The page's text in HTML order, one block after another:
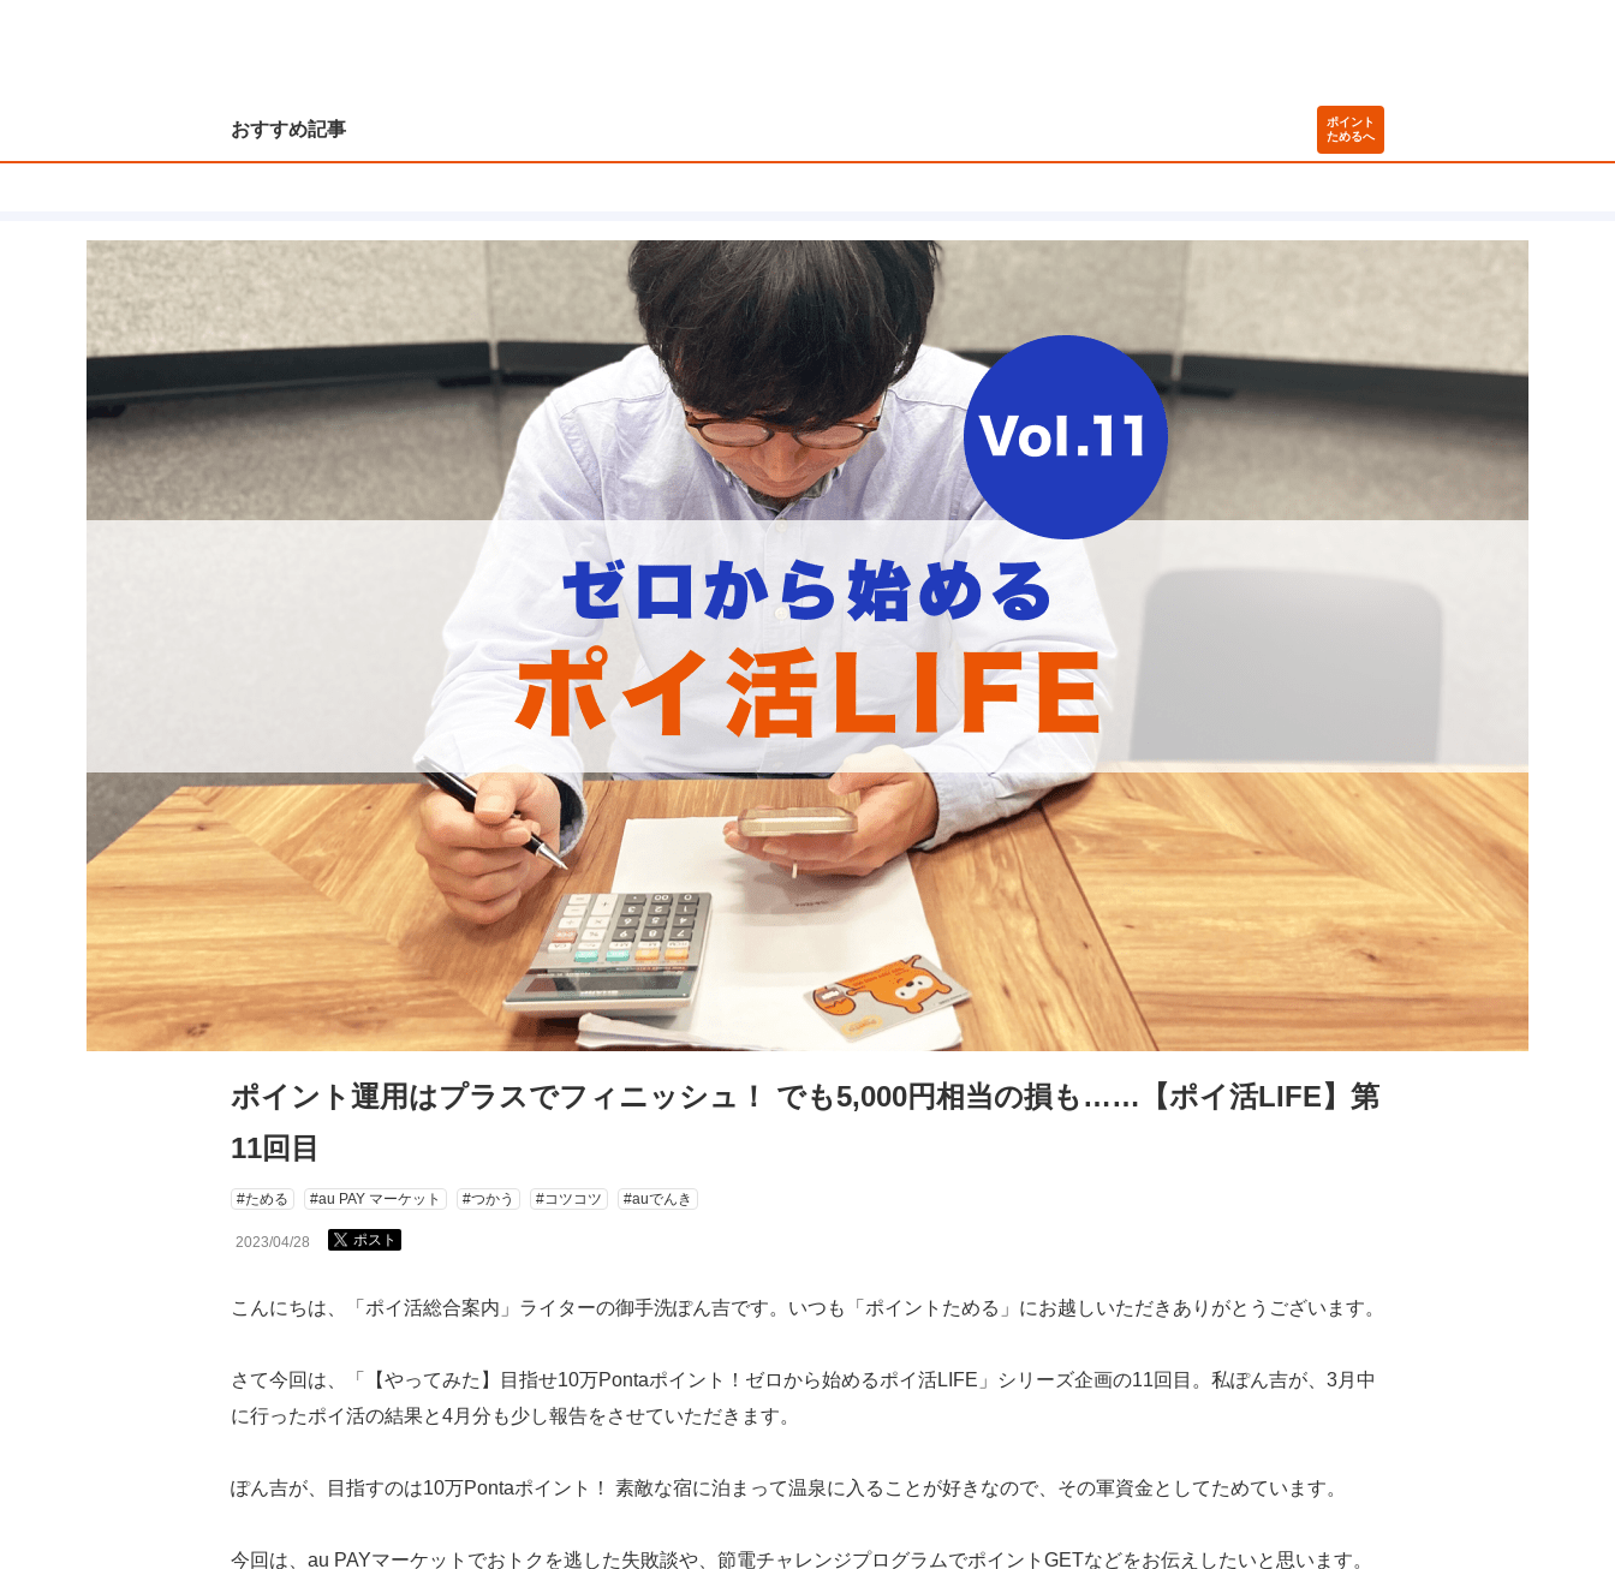
おすすめ記事
ポイント
ためるへ
ポイント運用はプラスでフィニッシュ！ でも5,000円相当の損も……【ポイ活LIFE】第
11回目
#ためる #au PAY マーケット #つかう #コツコツ #auでんき
2023/04/28 ポスト
こんにちは、「ポイ活総合案内」ライターの御手洗ぽん吉です。いつも「ポイントためる」にお越しいただきありがとうございます。
さて今回は、「【やってみた】目指せ10万Pontaポイント！ゼロから始めるポイ活LIFE」シリーズ企画の11回目。私ぽん吉が、3月中
に行ったポイ活の結果と4月分も少し報告をさせていただきます。
ぽん吉が、目指すのは10万Pontaポイント！ 素敵な宿に泊まって温泉に入ることが好きなので、その軍資金としてためています。
今回は、au PAYマーケットでおトクを逃した失敗談や、節電チャレンジプログラムでポイントGETなどをお伝えしたいと思います。